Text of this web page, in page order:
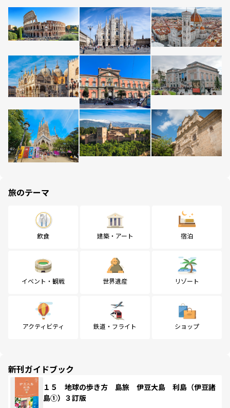
旅のテーマ
飲食 建築・アート 宿泊
イベント・観戦 世界遺産 リゾート
アクティビティ 鉄道・フライト ショップ
新刊ガイドブック
１５ 地球の歩き方 島旅 伊豆大島 利島（伊豆諸
島①）３訂版